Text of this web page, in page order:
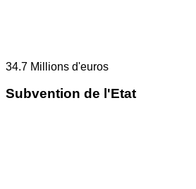
34.7 Millions d'euros
Subvention de l'Etat